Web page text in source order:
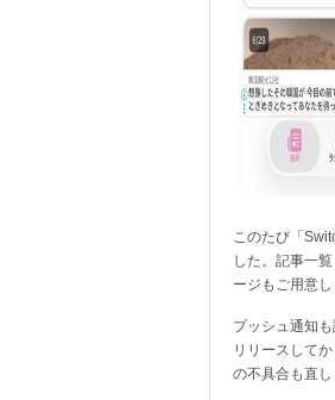
このたび「
した。記事一
ージもご用意し
プッシュ通知
リリースして
の不具合も直し